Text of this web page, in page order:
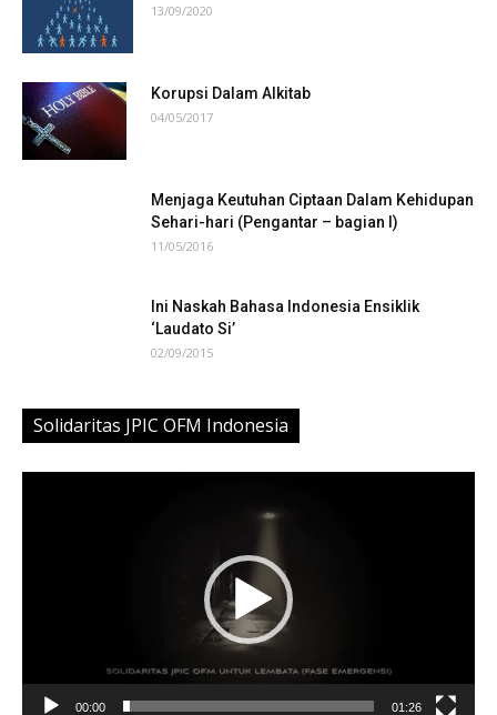
13/09/2020
Korupsi Dalam Alkitab
04/05/2017
Menjaga Keutuhan Ciptaan Dalam Kehidupan
Sehari-hari (Pengantar – bagian I)
11/05/2016
Ini Naskah Bahasa Indonesia Ensiklik
‘Laudato Si’
02/09/2015
Solidaritas JPIC OFM Indonesia
00:00 01:26